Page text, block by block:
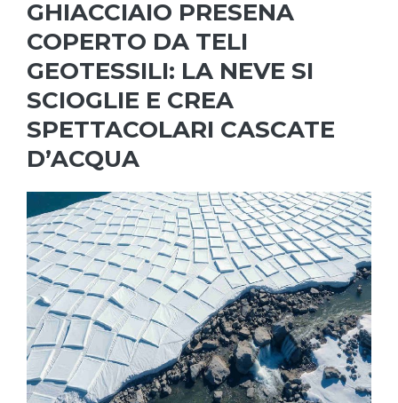
GHIACCIAIO PRESENA
COPERTO DA TELI
GEOTESSILI: LA NEVE SI
SCIOGLIE E CREA
SPETTACOLARI CASCATE
D’ACQUA